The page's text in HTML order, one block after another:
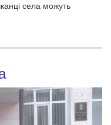
села можуть